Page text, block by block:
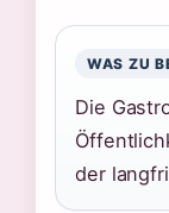
WAS ZU
Die
der